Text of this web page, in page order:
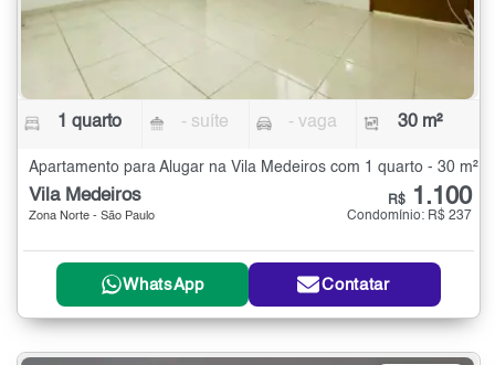
1 quarto - suíte - vaga 30 m²
Apartamento para Alugar na Vila Medeiros com 1 quarto - 30 m²
Vila Medeiros
Zona Norte - São Paulo
R$ 1.100
Condomínio: R$ 237
WhatsApp Contatar